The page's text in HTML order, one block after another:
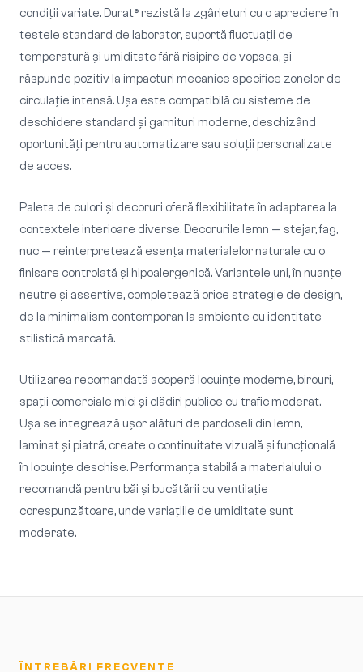
condiții variate. Durat® rezistă la zgârieturi cu o apreciere în
testele standard de laborator, suportă fluctuații de
temperatură și umiditate fără risipire de vopsea, și
răspunde pozitiv la impacturi mecanice specifice zonelor de
circulație intensă. Ușa este compatibilă cu sisteme de
deschidere standard și garnituri moderne, deschizând
oportunități pentru automatizare sau soluții personalizate
de acces.
Paleta de culori și decoruri oferă flexibilitate în adaptarea la
contextele interioare diverse. Decorurile lemn — stejar, fag,
nuc — reinterpretează esența materialelor naturale cu o
finisare controlată și hipoalergenică. Variantele uni, în nuanțe
neutre și assertive, completează orice strategie de design,
de la minimalism contemporan la ambiente cu identitate
stilistică marcată.
Utilizarea recomandată acoperă locuințe moderne, birouri,
spații comerciale mici și clădiri publice cu trafic moderat.
Ușa se integrează ușor alături de pardoseli din lemn,
laminat și piatră, create o continuitate vizuală și funcțională
în locuințe deschise. Performanța stabilă a materialului o
recomandă pentru băi și bucătării cu ventilație
corespunzătoare, unde variațiile de umiditate sunt
moderate.
ÎNTREBĂRI FRECVENTE